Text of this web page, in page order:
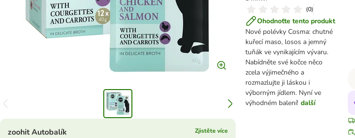
(0)
Ohodnoťte tento produkt
Nové polévky Cosma: chutné
kuřecí maso, losos a jemný
tuňák ve vynikajícím vývaru.
Nabídněte své kočce něco
zcela výjimečného a
rozmazlujte ji láskou i
výborným jídlem. Nyní ve
výhodném balení! další
zoohit Autobalík
Zjistěte více